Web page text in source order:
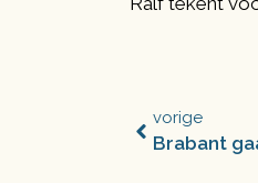
vorige
Brabant